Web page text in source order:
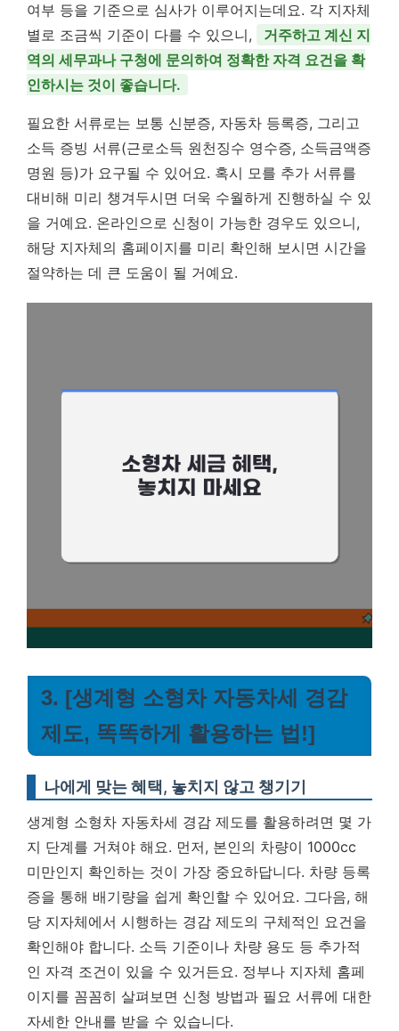
여부 등을 기준으로 심사가 이루어지는데요. 각 지자체
별로 조금씩 기준이 다를 수 있으니,
거주하고 계신 지
역의 세무과나 구청에 문의하여 정확한 자격 요건을 확
인하시는 것이 좋습니다.
필요한 서류로는 보통 신분증, 자동차 등록증, 그리고
소득 증빙 서류(근로소득 원천징수 영수증, 소득금액증
명원 등)가 요구될 수 있어요. 혹시 모를 추가 서류를
대비해 미리 챙겨두시면 더욱 수월하게 진행하실 수 있
을 거예요. 온라인으로 신청이 가능한 경우도 있으니,
해당 지자체의 홈페이지를 미리 확인해 보시면 시간을
절약하는 데 큰 도움이 될 거예요.
3. [생계형 소형차 자동차세 경감
제도, 똑똑하게 활용하는 법!]
나에게 맞는 혜택, 놓치지 않고 챙기기
생계형 소형차 자동차세 경감 제도를 활용하려면 몇 가
지 단계를 거쳐야 해요. 먼저, 본인의 차량이 1000cc
미만인지 확인하는 것이 가장 중요하답니다. 차량 등록
증을 통해 배기량을 쉽게 확인할 수 있어요. 그다음, 해
당 지자체에서 시행하는 경감 제도의 구체적인 요건을
확인해야 합니다. 소득 기준이나 차량 용도 등 추가적
인 자격 조건이 있을 수 있거든요. 정부나 지자체 홈페
이지를 꼼꼼히 살펴보면 신청 방법과 필요 서류에 대한
자세한 안내를 받을 수 있습니다.